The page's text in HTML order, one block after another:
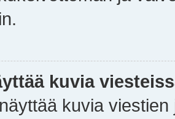
kuvia
kuvia